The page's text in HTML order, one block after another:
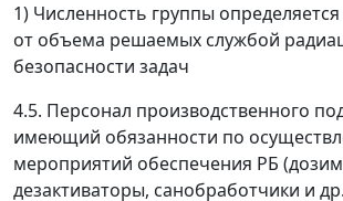
1) Численность группы
от объема решаемых службой
безопасности задач
4.5. Персонал производственного
имеющий обязанности по
мероприятий обеспечения РБ
дезактиваторы, санобработчики и